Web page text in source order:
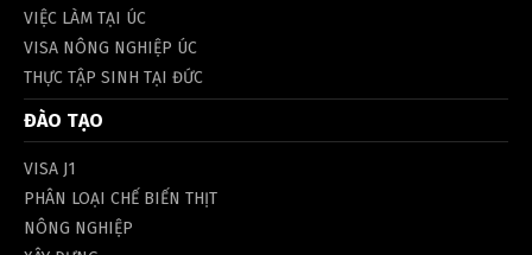
VIỆC LÀM TẠI ÚC
VISA NÔNG NGHIỆP ÚC
THỰC TẬP SINH TẠI ĐỨC
ĐÀO TẠO
VISA J1
PHÂN LOẠI CHẾ BIẾN THỊT
NÔNG NGHIỆP